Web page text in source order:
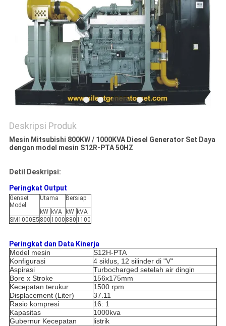
Deskripsi Produk
Mesin Mitsubishi 800KW / 1000KVA Diesel Generator Set Daya
dengan model mesin S12R-PTA 50HZ
Detil Deskripsi:
Peringkat Output
Genset
Model
Utama
Bersiap
kW kVA kW kVA
SM1000E5 800 1000 880 1100
Peringkat dan Data Kinerja
Model mesin
S12H-PTA
Konfigurasi
4 siklus, 12 silinder di "V"
Aspirasi
Turbocharged setelah air dingin
Bore x Stroke
156x175mm
Kecepatan terukur
1500 rpm
Displacement (Liter)
37.11
Rasio kompresi
16: 1
Kapasitas
1000kva
Gubernur Kecepatan
listrik